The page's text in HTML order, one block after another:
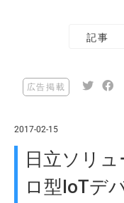
記事
広告掲載
2017-02-15
日立ソリ
ロ型IoTデ